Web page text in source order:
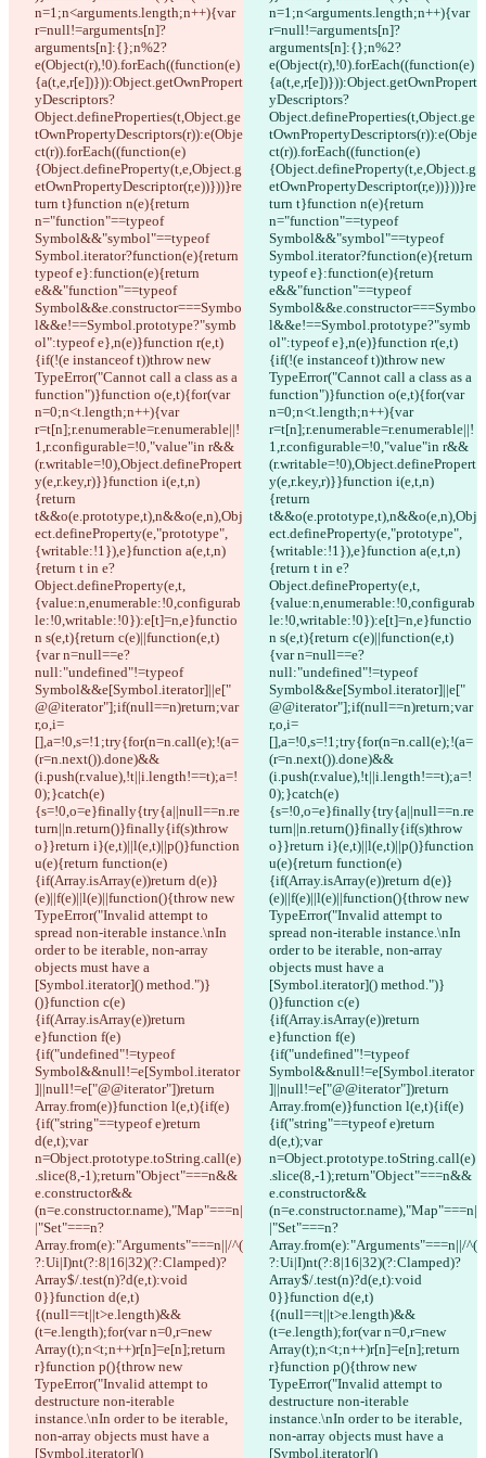
Nutzungsbedingungen
Datenschutzerklärung
API
iManage
English
Deutsch
Español
Français
हिन्दी
Italiano
日本語
Português
简体中文
繁體中文
한국어